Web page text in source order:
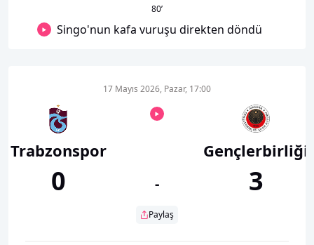
80’
Singo'nun kafa vuruşu direkten döndü
Trabzonspor
0
17 Mayıs 2026, Pazar, 17:00
-
Paylaş
Gençlerbirliği
3